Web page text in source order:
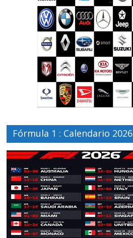
Fórmula 1 : Calendario 2026